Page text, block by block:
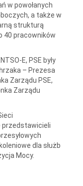
w powołanych
a także w
strukturą
40 pracowników
E, PSE były
– Prezesa
Zarządu PSE,
Zarządu
przedstawicieli
dla służb
Mocy.